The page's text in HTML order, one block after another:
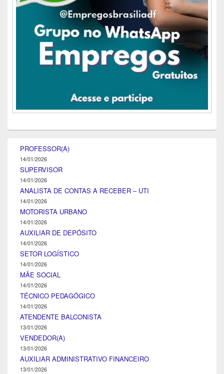
PROFESSOR(A)
14/01/2026
SUPERVISOR
14/01/2026
ANALISTA DE CONTAS A RECEBER – UTI
14/01/2026
MOTORISTA URBANO
14/01/2026
AUXILIAR DE DEPÓSITO
14/01/2026
SETOR LOGÍSTICO
14/01/2026
MÃE SOCIAL
14/01/2026
TÉCNICO PEDAGÓGICO
14/01/2026
ATENDENTE BALCONISTA
13/01/2026
VENDEDOR(A)
13/01/2026
AUXILIAR ADMINISTRATIVO FINANCEIRO
13/01/2026